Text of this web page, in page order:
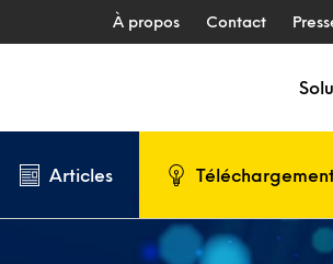
À propos Contact
Articles